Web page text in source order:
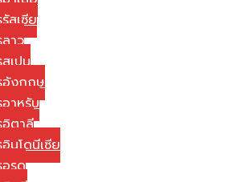
สเซีย
าว
เปน
อังกฤษ
าหรับ
อิตาลี
นโดนีเซีย
รดู